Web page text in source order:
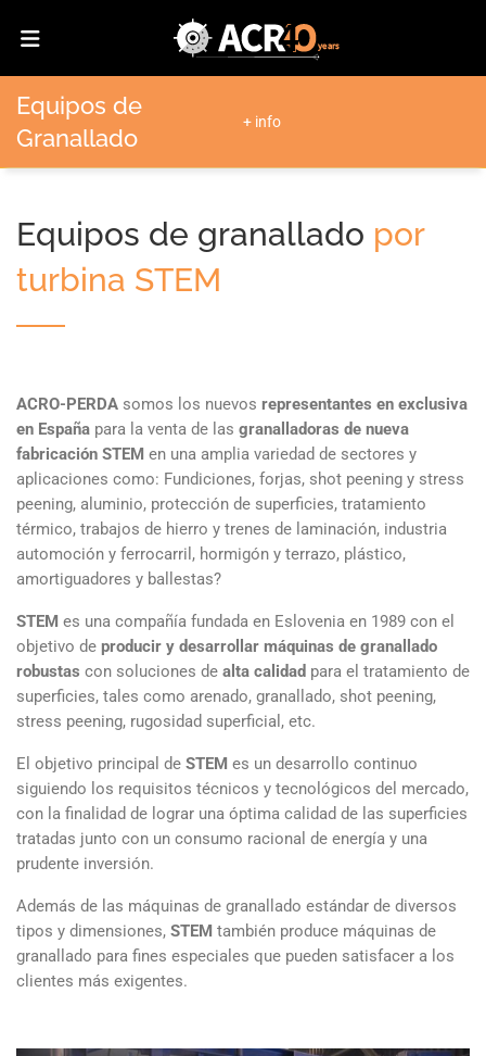
Equipos de
Granallado
+ info
Equipos de granallado por
turbina STEM
ACRO-PERDA somos los nuevos representantes en exclusiva
en España para la venta de las granalladoras de nueva
fabricación STEM en una amplia variedad de sectores y
aplicaciones como: Fundiciones, forjas, shot peening y stress
peening, aluminio, protección de superficies, tratamiento
térmico, trabajos de hierro y trenes de laminación, industria
automoción y ferrocarril, hormigón y terrazo, plástico,
amortiguadores y ballestas?
STEM es una compañía fundada en Eslovenia en 1989 con el
objetivo de producir y desarrollar máquinas de granallado
robustas con soluciones de alta calidad para el tratamiento de
superficies, tales como arenado, granallado, shot peening,
stress peening, rugosidad superficial, etc.
El objetivo principal de STEM es un desarrollo continuo
siguiendo los requisitos técnicos y tecnológicos del mercado,
con la finalidad de lograr una óptima calidad de las superficies
tratadas junto con un consumo racional de energía y una
prudente inversión.
Además de las máquinas de granallado estándar de diversos
tipos y dimensiones, STEM también produce máquinas de
granallado para fines especiales que pueden satisfacer a los
clientes más exigentes.